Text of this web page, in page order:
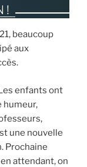
!
beaucoup
aux
enfants ont
humeur,
une nouvelle
Prochaine
attendant, on